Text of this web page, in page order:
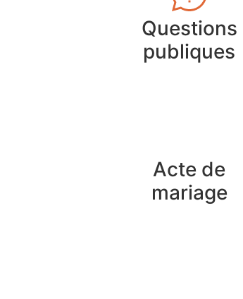
Questions
publiques
Acte de
mariage